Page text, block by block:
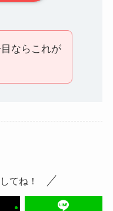
ならこれが
てね！